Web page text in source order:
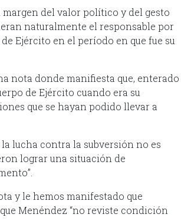
margen del valor político y del gesto
naturalmente el responsable por
Ejército en el período en que fue su
nota donde manifiesta que, enterado
de Ejército cuando era su
que se hayan podido llevar a
lucha contra la subversión no es
lograr una situación de
y le hemos manifestado que
Menéndez “no reviste condición